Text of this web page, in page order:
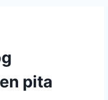
pita